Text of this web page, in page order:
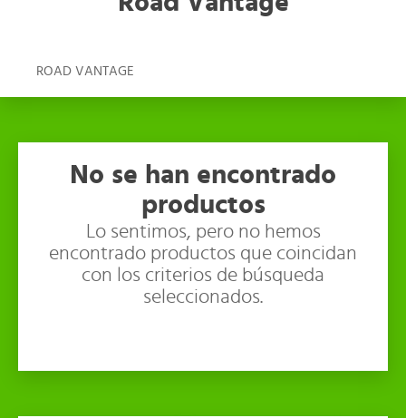
ROAD VANTAGE
No se han encontrado
productos
Lo sentimos, pero no hemos
encontrado productos que coincidan
con los criterios de búsqueda
seleccionados.